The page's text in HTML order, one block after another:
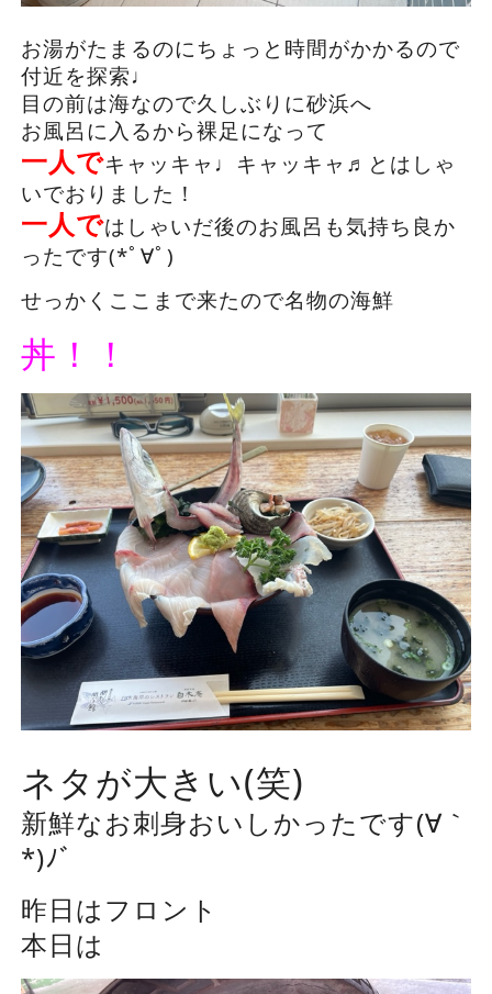
お湯がたまるのにちょっと時間がかかるので
付近を探索♩
目の前は海なので久しぶりに砂浜へ
お風呂に入るから裸足になって
一人でキャッキャ♩キャッキャ♬とはしゃ
いでおりました！
一人ではしゃいだ後のお風呂も気持ち良か
ったです(*ﾟ∀ﾟ)
せっかくここまで来たので名物の海鮮
丼！！
ネタが大きい(笑)
新鮮なお刺身おいしかったです(∀｀
*)ﾉﾞ
昨日はフロント
本日は